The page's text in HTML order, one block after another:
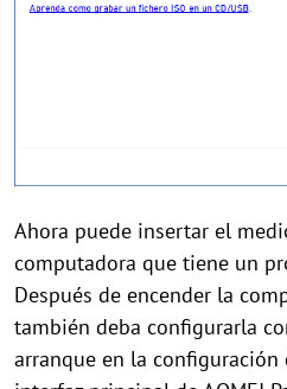
Ahora puede insertar el
computadora que tiene un
Después de encender la
también deba configurarla
arranque en la configuración